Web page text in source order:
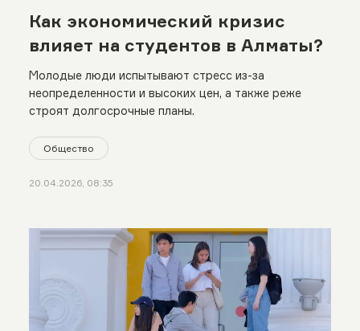
Как экономический кризис
влияет на студентов в Алматы?
Молодые люди испытывают стресс из-за
неопределенности и высоких цен, а также реже
строят долгосрочные планы.
Общество
20.04.2026, 08:35